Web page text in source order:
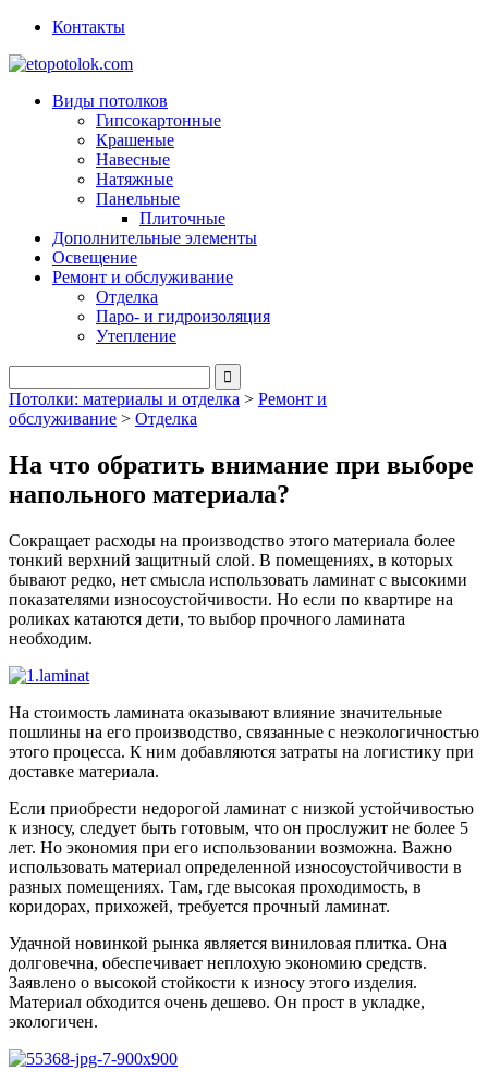
Контакты
Виды потолков
Гипсокартонные
Крашеные
Навесные
Натяжные
Панельные
Плиточные
Дополнительные элементы
Освещение
Ремонт и обслуживание
Отделка
Паро- и гидроизоляция
Утепление
Потолки: материалы и отделка > Ремонт и
обслуживание > Отделка
На что обратить внимание при выборе
напольного материала?
Сокращает расходы на производство этого материала более
тонкий верхний защитный слой. В помещениях, в которых
бывают редко, нет смысла использовать ламинат с высокими
показателями износоустойчивости. Но если по квартире на
роликах катаются дети, то выбор прочного ламината
необходим.
На стоимость ламината оказывают влияние значительные
пошлины на его производство, связанные с неэкологичностью
этого процесса. К ним добавляются затраты на логистику при
доставке материала.
Если приобрести недорогой ламинат с низкой устойчивостью
к износу, следует быть готовым, что он прослужит не более 5
лет. Но экономия при его использовании возможна. Важно
использовать материал определенной износоустойчивости в
разных помещениях. Там, где высокая проходимость, в
коридорах, прихожей, требуется прочный ламинат.
Удачной новинкой рынка является виниловая плитка. Она
долговечна, обеспечивает неплохую экономию средств.
Заявлено о высокой стойкости к износу этого изделия.
Материал обходится очень дешево. Он прост в укладке,
экологичен.